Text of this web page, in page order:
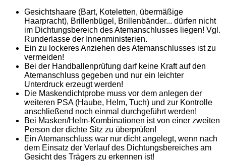
Gesichtshaare (Bart, Koteletten, übermäßige
Haarpracht), Brillenbügel, Brillenbänder... dürfen nicht
im Dichtungsbereich des Atemanschlusses liegen! Vgl.
Runderlasse der Innenministerien.
Ein zu lockeres Anziehen des Atemanschlusses ist zu
vermeiden!
Bei der Handballenprüfung darf keine Kraft auf den
Atemanschluss gegeben und nur ein leichter
Unterdruck erzeugt werden!
Die Maskendichtprobe muss vor dem anlegen der
weiteren PSA (Haube, Helm, Tuch) und zur Kontrolle
anschließend noch einmal durchgeführt werden!
Bei Masken/Helm-Kombinationen ist von einer zweiten
Person der dichte Sitz zu überprüfen!
Ein Atemanschluss war nur dicht angelegt, wenn nach
dem Einsatz der Verlauf des Dichtungsbereiches am
Gesicht des Trägers zu erkennen ist!